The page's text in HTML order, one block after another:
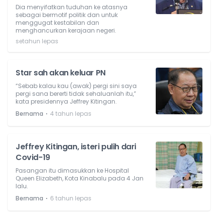
Dia menyifatkan tuduhan ke atasnya
sebagai bermotif politik dan untuk
menggugat kestabilan dan
menghancurkan kerajaan negeri.
setahun lepas
Star sah akan keluar PN
“Sebab kalau kau (awak) pergi sini saya
pergi sana bererti tidak sehaluanlah itu,”
kata presidennya Jeffrey Kitingan.
Bernama ⋅ 4 tahun lepas
Jeffrey Kitingan, isteri pulih dari
Covid-19
Pasangan itu dimasukkan ke Hospital
Queen Elizabeth, Kota Kinabalu pada 4 Jan
lalu.
Bernama ⋅ 6 tahun lepas